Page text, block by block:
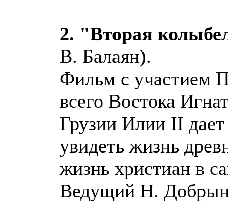
2. "Вторая
В. Балаян).
Фильм с участием
всего Востока
Грузии Илии II
увидеть жизнь
жизнь христиан в
Ведущий Н.